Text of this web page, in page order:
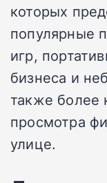
которых
популярные
игр,
бизнеса и
также более
просмотра
улице.